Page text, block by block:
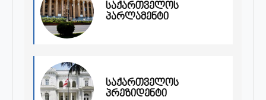
საქართველოს
პარლამენტი
საქართველოს
პრეზიდენტი